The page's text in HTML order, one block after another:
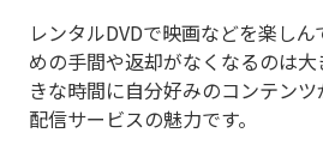
レンタルDVDで映画などを楽し
めの手間や返却がなくなるのは
きな時間に自分好みのコンテン
配信サービスの魅力です。